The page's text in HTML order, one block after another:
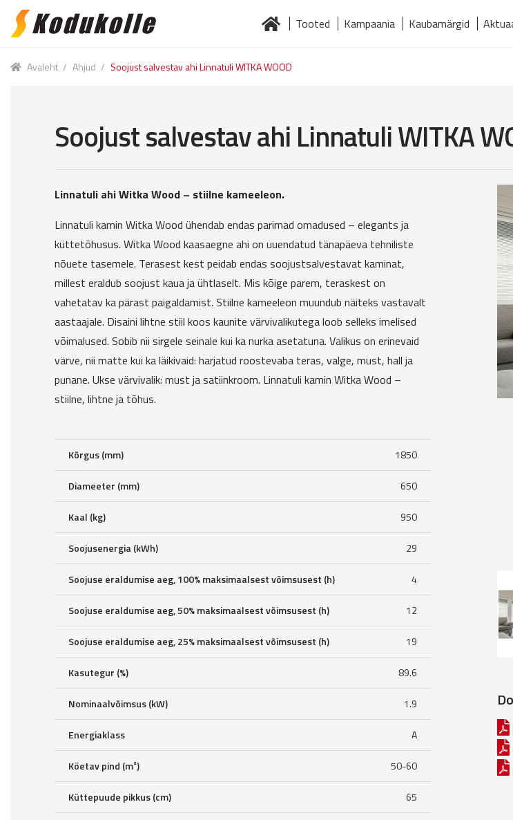
Skip
navigation
Skip
content
Tooted Kampaania Kaubamärgid
Avaleht / Ahjud / Soojust salvestav ahi Linnatuli WITKA WOOD
Soojust salvestav ahi Linnatuli WITKA
Linnatuli ahi Witka Wood – stiilne kameeleon.
Linnatuli kamin Witka Wood ühendab endas parimad omadused – elegants ja
küttetõhusus. Witka Wood kaasaegne ahi on uuendatud tänapäeva tehniliste
nõuete tasemele. Terasest kest peidab endas soojustsalvestavat kaminat,
millest eraldub soojust kaua ja ühtlaselt. Mis kõige parem, teraskest on
vahetatav ka pärast paigaldamist. Stiilne kameeleon muundub näiteks vastavalt
aastaajale. Disaini lihtne stiil koos kaunite värvivalikutega loob selleks imelised
võimalused. Sobib nii sirgele seinale kui ka nurka asetatuna. Valikus on erinevaid
värve, nii matte kui ka läikivaid: harjatud roostevaba teras, valge, must, hall ja
punane. Ukse värvivalik: must ja satiinkroom. Linnatuli kamin Witka Wood –
stiilne, lihtne ja tõhus.
Kõrgus (mm) 1850
Diameeter (mm) 650
Kaal (kg) 950
Soojusenergia (kWh) 29
Soojuse eraldumise aeg, 100% maksimaalsest võimsusest (h) 4
Soojuse eraldumise aeg, 50% maksimaalsest võimsusest (h) 12
Soojuse eraldumise aeg, 25% maksimaalsest võimsusest (h) 19
Kasutegur (%) 89.6
Nominaalvõimsus (kW) 1.9
Energiaklass A
Köetav pind (m²) 50-60
Küttepuude pikkus (cm) 65